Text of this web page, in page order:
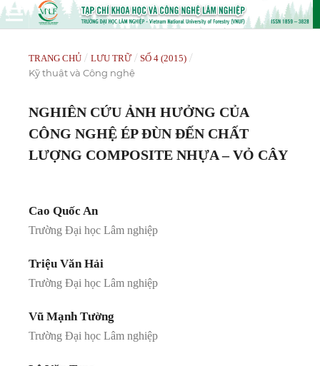
TRANG CHỦ / LƯU TRỮ / SỐ 4 (2015) /
Kỹ thuật và Công nghệ
NGHIÊN CỨU ẢNH HƯỞNG CỦA
CÔNG NGHỆ ÉP ĐÙN ĐẾN CHẤT
LƯỢNG COMPOSITE NHỰA – VỎ CÂY
Cao Quốc An
Trường Đại học Lâm nghiệp
Triệu Văn Hải
Trường Đại học Lâm nghiệp
Vũ Mạnh Tường
Trường Đại học Lâm nghiệp